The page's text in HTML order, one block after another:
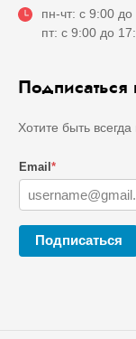
пн-чт: с 9:00
пт: с 9:00 до
Хотите быть
Email *
Подписаться